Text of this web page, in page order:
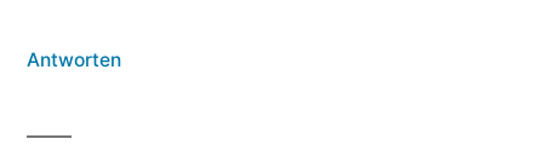
Antworten